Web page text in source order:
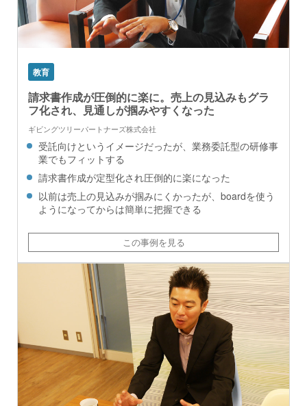
教育
請求書作成が圧倒的に楽に。売上の見込みもグラ
フ化され、見通しが掴みやすくなった
ギビングツリーパートナーズ株式会社
受託向けというイメージだったが、業務委託型の研修事
業でもフィットする
請求書作成が定型化され圧倒的に楽になった
以前は売上の見込みが掴みにくかったが、boardを使う
ようになってからは簡単に把握できる
この事例を見る